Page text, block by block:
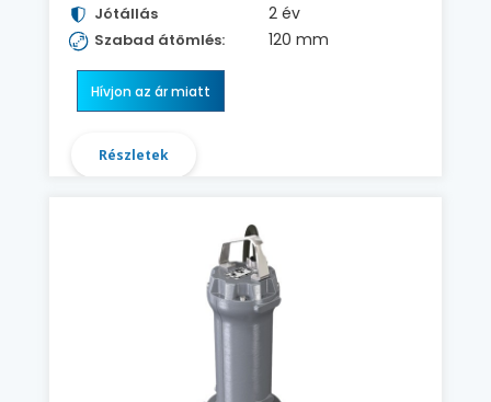
Jótállás 2 év
Szabad átömlés: 120 mm
Hívjon az ár miatt
Részletek